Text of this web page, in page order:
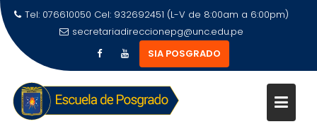
Tel: 076610050 Cel: 932692451 (L-V de 8:00am a 6:00pm)
secretariadireccionepg@unc.edu.pe
SIA POSGRADO